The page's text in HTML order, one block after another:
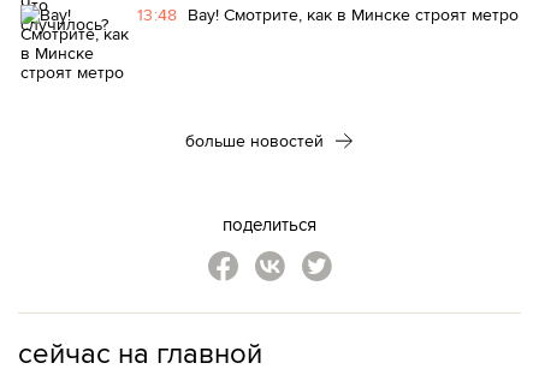
13:48 Вау! Смотрите, как в Минске строят метро
больше новостей
поделиться
сейчас на главной